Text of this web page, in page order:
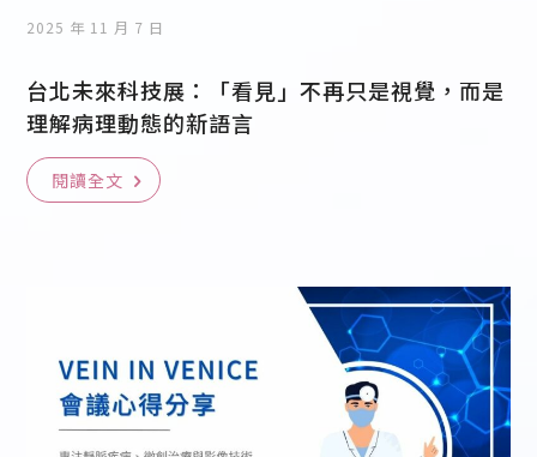
2025 年 11 月 7 日
台北未來科技展：「看見」不再只是視覺，而是
理解病理動態的新語言
閱讀全文